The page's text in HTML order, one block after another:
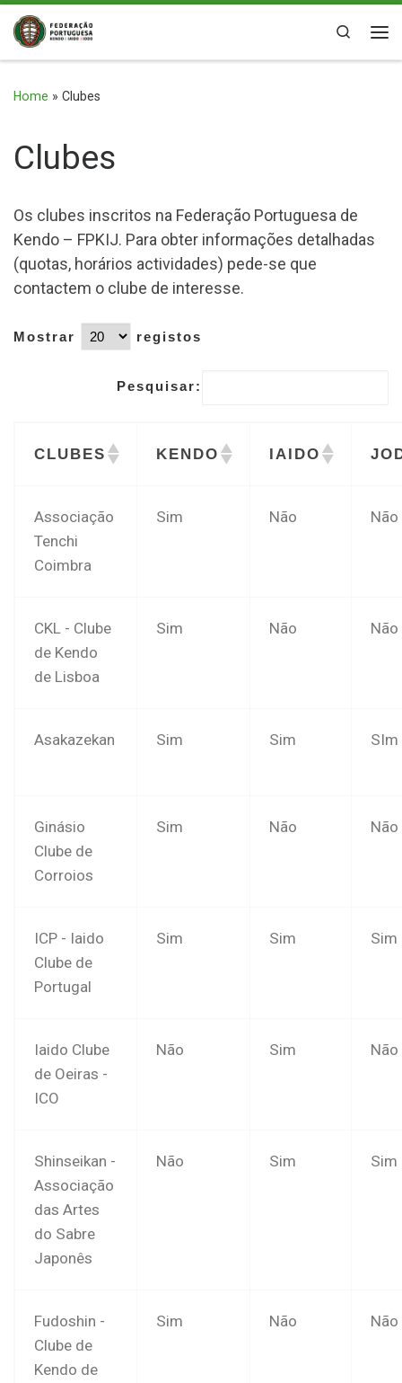
Skip to content
Search
Home » Clubes
Clubes
Os clubes inscritos na Federação Portuguesa de
Kendo – FPKIJ. Para obter informações detalhadas
(quotas, horários actividades) pede-se que
contactem o clube de interesse.
Mostrar registos
Pesquisar:
CLUBES KENDO IAIDO
Associação
Tenchi
Coimbra
Sim Não Não
CKL - Clube
de Kendo
de Lisboa
Sim Não Não
Asakazekan Sim Sim SIm
Ginásio
Clube de
Corroios
Sim Não Não
ICP - Iaido
Clube de
Portugal
Sim Sim Sim
Iaido Clube
de Oeiras -
ICO
Não Sim Não
Shinseikan -
Associação
das Artes
do Sabre
Japonês
Não Sim Sim
Fudoshin -
Clube de
Kendo de
Sim Não Não